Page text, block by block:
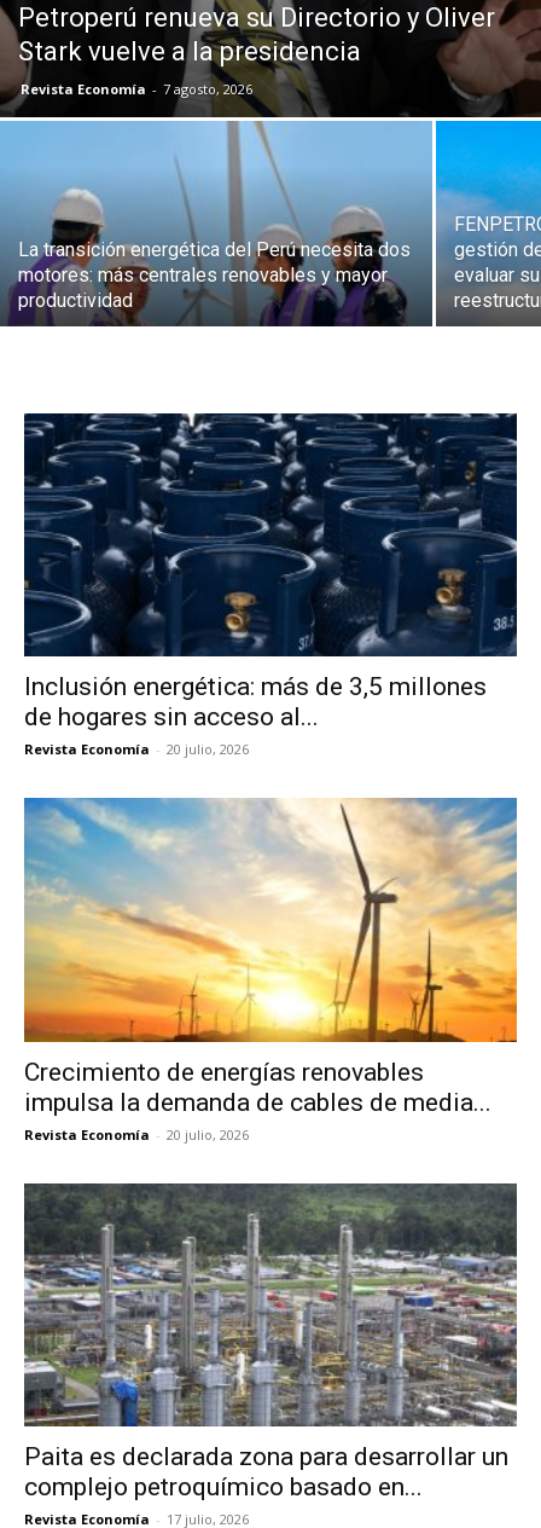
Petroperú renueva su Directorio y Oliver
Stark vuelve a la presidencia
Revista Economía - 7 agosto, 2026
La transición energética del Perú necesita dos
motores: más centrales renovables y mayor
productividad
gestión
evaluar
Inclusión energética: más de 3,5 millones
de hogares sin acceso al...
Revista Economía - 20 julio, 2026
Crecimiento de energías renovables
impulsa la demanda de cables de media...
Revista Economía - 20 julio, 2026
Paita es declarada zona para desarrollar un
complejo petroquímico basado en...
Revista Economía - 17 julio, 2026